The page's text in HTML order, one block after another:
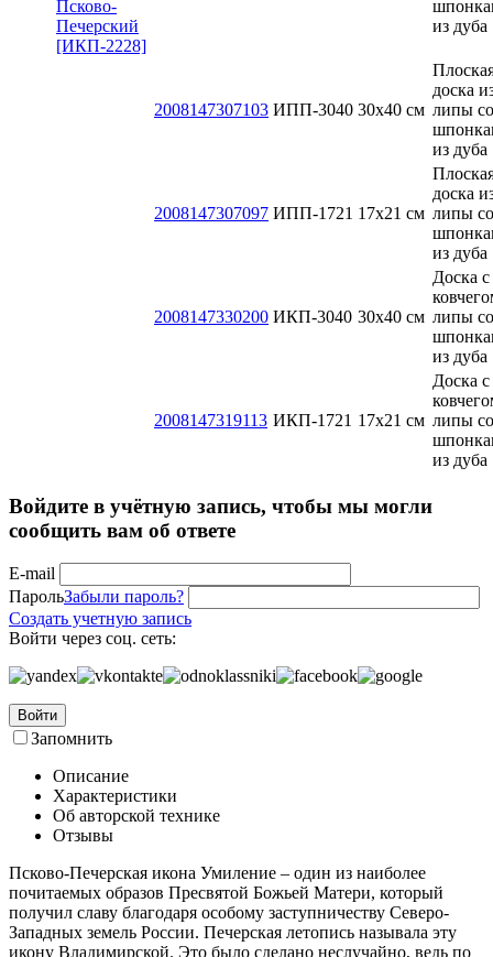
из дуба
2008147307103 ИПП-3040 30x40 см
доска
липы со
из дуба
2008147307097 ИПП-1721 17х21 см
доска
липы со
из дуба
2008147330200 ИКП-3040 30x40 см
Доска с
липы со
из дуба
2008147319113 ИКП-1721 17х21 см
Доска с
липы со
из дуба
Войдите в учётную запись, чтобы мы могли
сообщить вам об ответе
E-mail
ПарольЗабыли пароль?
Создать учетную запись
Войти через соц. сеть:
Войти
Запомнить
Описание
Характеристики
Об авторской технике
Отзывы
Псково-Печерская икона Умиление – один из наиболее
почитаемых образов Пресвятой Божьей Матери, который
получил славу благодаря особому заступничеству Северо-
Западных земель России. Печерская летопись называла эту
икону Владимирской. Это было сделано неслучайно, ведь по